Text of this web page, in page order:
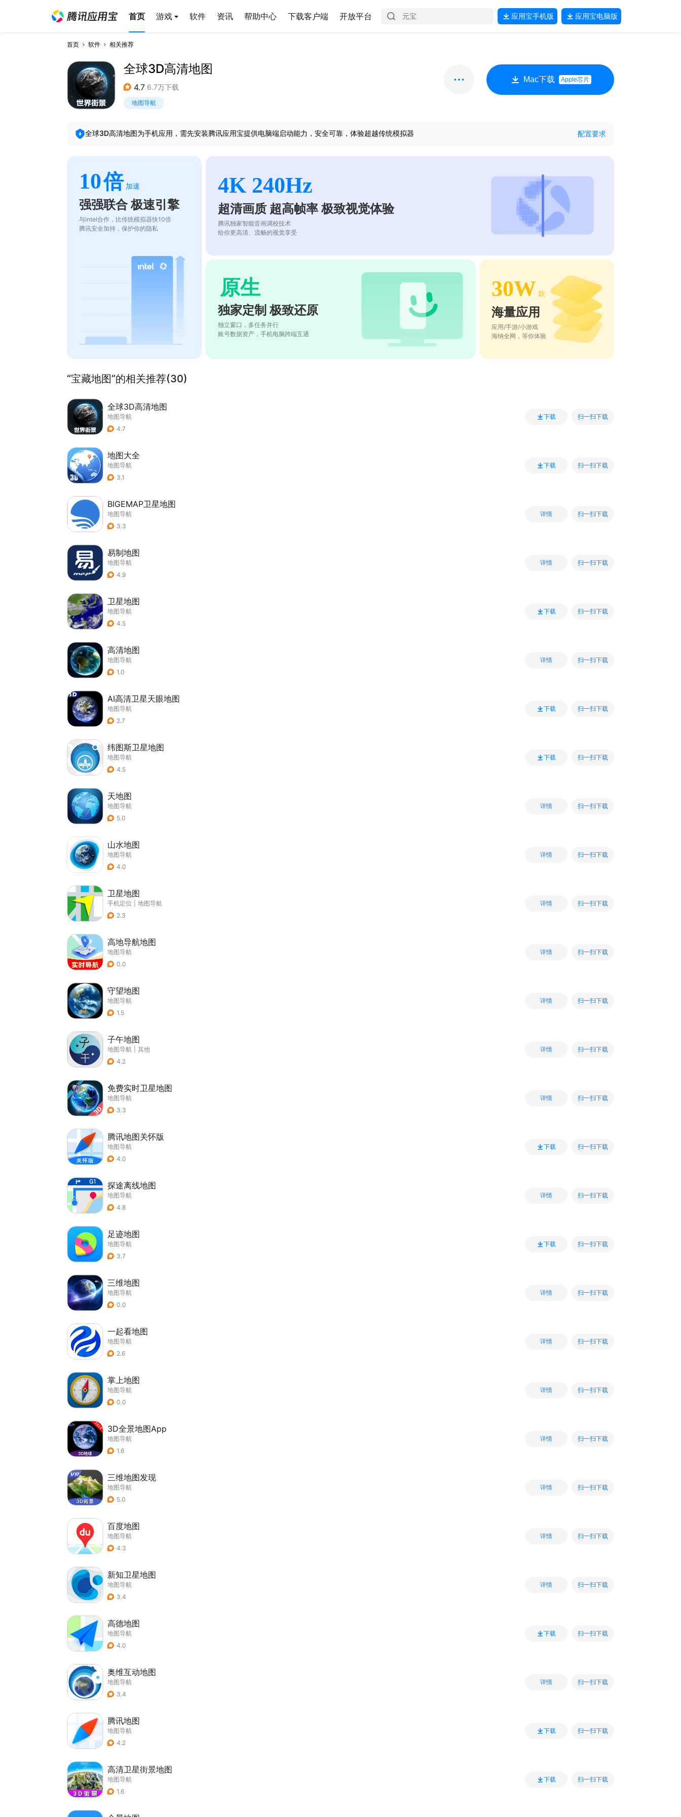
首页 游戏 软件 资讯 帮助中心 下载客户端 开放平台 应用宝手机版 应用宝电脑版
首页 软件 相关推荐
全球3D高清地图
4.7 6.7万下载
地图导航
Mac下载 Apple芯片
全球3D高清地图为手机应用，需先安装腾讯应用宝提供电脑端启动能力，安全可靠，体验超越传统模拟器 配置要求
10倍 加速
强强联合 极速引擎
与intel合作，比传统模拟器快10倍
腾讯安全加持，保护你的隐私
4K 240Hz
超清画质 超高帧率 极致视觉体验
腾讯独家智能音画调校技术
给你更高清、流畅的视觉享受
原生
独家定制 极致还原
独立窗口，多任务并行
账号数据资产，手机电脑跨端互通
30W 款
海量应用
应用/手游/小游戏
海纳全网，等你体验
“宝藏地图”的相关推荐(30)
全球3D高清地图
地图导航
4.7
下载 扫一扫下载
地图大全
地图导航
3.1
下载 扫一扫下载
BIGEMAP卫星地图
地图导航
3.3
详情 扫一扫下载
易制地图
地图导航
4.9
详情 扫一扫下载
卫星地图
地图导航
4.5
下载 扫一扫下载
高清地图
地图导航
1.0
详情 扫一扫下载
AI高清卫星天眼地图
地图导航
2.7
下载 扫一扫下载
纬图斯卫星地图
地图导航
4.5
下载 扫一扫下载
天地图
地图导航
5.0
详情 扫一扫下载
山水地图
地图导航
4.0
详情 扫一扫下载
卫星地图
手机定位
地图导航
2.3
详情 扫一扫下载
高地导航地图
地图导航
0.0
详情 扫一扫下载
守望地图
地图导航
1.5
详情 扫一扫下载
子午地图
地图导航
其他
4.2
详情 扫一扫下载
免费实时卫星地图
地图导航
3.3
详情 扫一扫下载
腾讯地图关怀版
地图导航
4.0
下载 扫一扫下载
探途离线地图
地图导航
4.8
详情 扫一扫下载
足迹地图
地图导航
3.7
下载 扫一扫下载
三维地图
地图导航
0.0
详情 扫一扫下载
一起看地图
地图导航
2.6
详情 扫一扫下载
掌上地图
地图导航
0.0
详情 扫一扫下载
3D全景地图App
地图导航
1.6
详情 扫一扫下载
三维地图发现
地图导航
5.0
详情 扫一扫下载
百度地图
地图导航
4.3
详情 扫一扫下载
新知卫星地图
地图导航
3.4
详情 扫一扫下载
高德地图
地图导航
4.0
下载 扫一扫下载
奥维互动地图
地图导航
3.4
详情 扫一扫下载
腾讯地图
地图导航
4.2
下载 扫一扫下载
高清卫星街景地图
地图导航
1.6
下载 扫一扫下载